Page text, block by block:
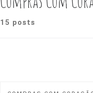
15 posts